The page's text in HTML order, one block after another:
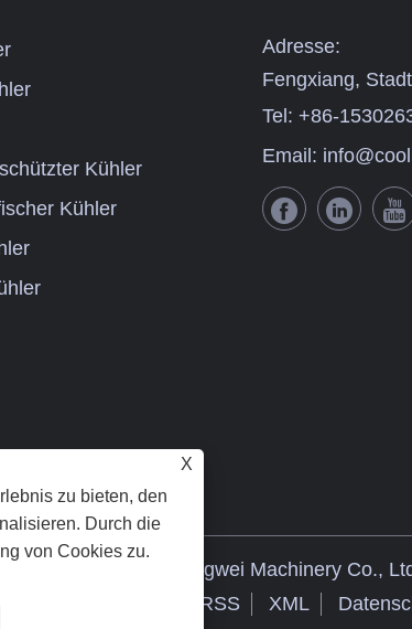
Kühler
Kühler
Adresse:
Fengxiang,
Tel:+86-
Email:
2023 Guangdong Tongwei Machinery Co.,
RSS XML
X
zu bieten, den
Durch die
von Cookies zu.